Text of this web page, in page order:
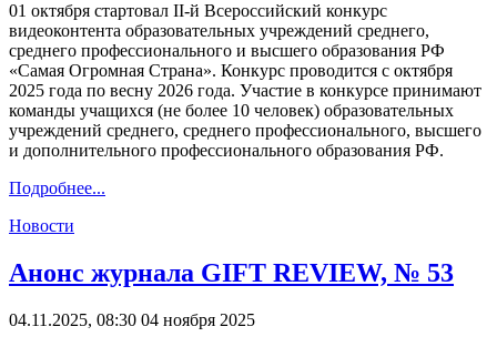
01 октября стартовал II-й Всероссийский конкурс
видеоконтента образовательных учреждений среднего,
среднего профессионального и высшего образования РФ
«Самая Огромная Страна». Конкурс проводится с октября
2025 года по весну 2026 года. Участие в конкурсе принимают
команды учащихся (не более 10 человек) образовательных
учреждений среднего, среднего профессионального, высшего
и дополнительного профессионального образования РФ.
Подробнее...
Новости
Анонс журнала GIFT REVIEW, № 53
04.11.2025, 08:30 04 ноября 2025